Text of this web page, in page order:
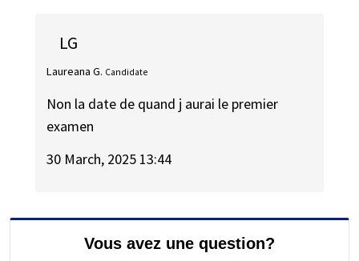
LG
Laureana G. Candidate
Non la date de quand j aurai le premier
examen
30 March, 2025 13:44
Vous avez une question?